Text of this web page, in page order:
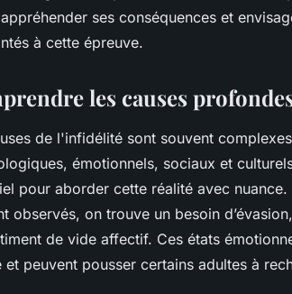
ses conséquences et
à cette épreuve.
les causes
de l'infidélité sont souvent
émotionnels, sociaux et
pour aborder cette réalité avec
observés, on trouve un besoin
de vide affectif. Ces états
et peuvent pousser certains adultes à